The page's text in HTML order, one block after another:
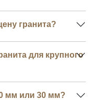
гранита?
для крупного
мм или 30 мм?